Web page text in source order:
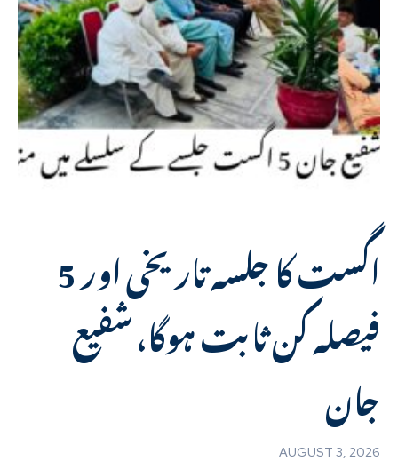
5 اگست کا جلسہ تاریخی اور
فیصلہ کن ثابت ہوگا، شفیع
جان
AUGUST 3, 2026